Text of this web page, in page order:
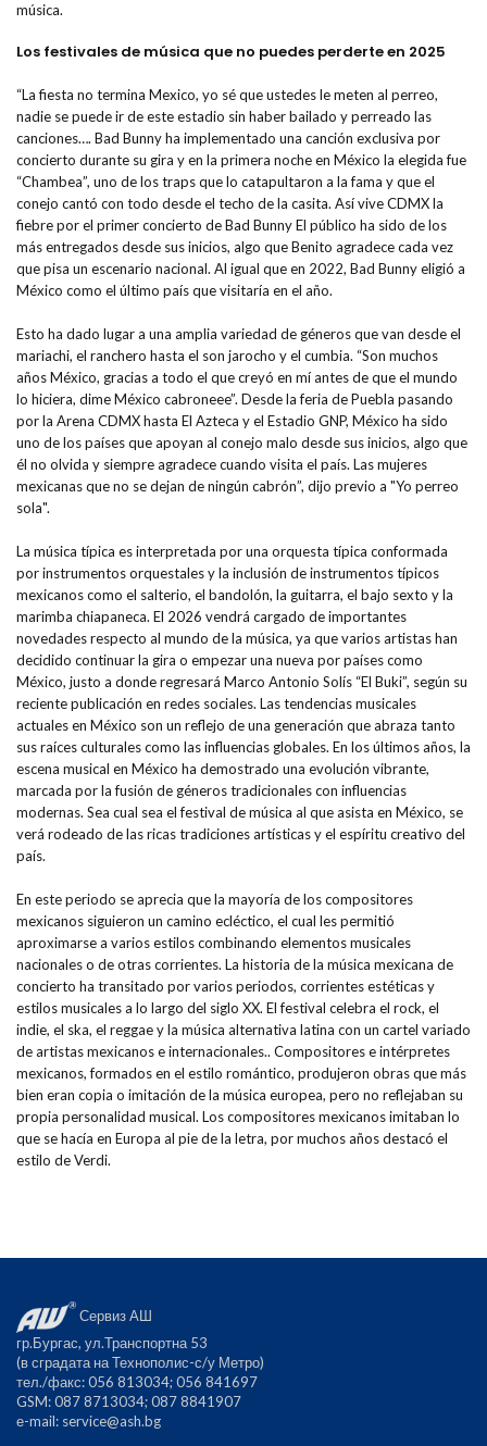
música.
Los festivales de música que no puedes perderte en 2025
“La fiesta no termina Mexico, yo sé que ustedes le meten al perreo,
nadie se puede ir de este estadio sin haber bailado y perreado las
canciones…. Bad Bunny ha implementado una canción exclusiva por
concierto durante su gira y en la primera noche en México la elegida fue
“Chambea”, uno de los traps que lo catapultaron a la fama y que el
conejo cantó con todo desde el techo de la casita. Así vive CDMX la
fiebre por el primer concierto de Bad Bunny El público ha sido de los
más entregados desde sus inicios, algo que Benito agradece cada vez
que pisa un escenario nacional. Al igual que en 2022, Bad Bunny eligió a
México como el último país que visitaría en el año.
Esto ha dado lugar a una amplia variedad de géneros que van desde el
mariachi, el ranchero hasta el son jarocho y el cumbia. “Son muchos
años México, gracias a todo el que creyó en mí antes de que el mundo
lo hiciera, dime México cabroneee”. Desde la feria de Puebla pasando
por la Arena CDMX hasta El Azteca y el Estadio GNP, México ha sido
uno de los países que apoyan al conejo malo desde sus inicios, algo que
él no olvida y siempre agradece cuando visita el país. Las mujeres
mexicanas que no se dejan de ningún cabrón”, dijo previo a "Yo perreo
sola".
La música típica es interpretada por una orquesta típica conformada
por instrumentos orquestales y la inclusión de instrumentos típicos
mexicanos como el salterio, el bandolón, la guitarra, el bajo sexto y la
marimba chiapaneca.​ El 2026 vendrá cargado de importantes
novedades respecto al mundo de la música, ya que varios artistas han
decidido continuar la gira o empezar una nueva por países como
México, justo a donde regresará Marco Antonio Solís “El Buki”, según su
reciente publicación en redes sociales. Las tendencias musicales
actuales en México son un reflejo de una generación que abraza tanto
sus raíces culturales como las influencias globales. En los últimos años, la
escena musical en México ha demostrado una evolución vibrante,
marcada por la fusión de géneros tradicionales con influencias
modernas. Sea cual sea el festival de música al que asista en México, se
verá rodeado de las ricas tradiciones artísticas y el espíritu creativo del
país.
En este periodo se aprecia que la mayoría de los compositores
mexicanos siguieron un camino ecléctico, el cual les permitió
aproximarse a varios estilos combinando elementos musicales
nacionales o de otras corrientes. La historia de la música mexicana de
concierto ha transitado por varios periodos, corrientes estéticas y
estilos musicales a lo largo del siglo XX. El festival celebra el rock, el
indie, el ska, el reggae y la música alternativa latina con un cartel variado
de artistas mexicanos e internacionales.. Compositores e intérpretes
mexicanos, formados en el estilo romántico, produjeron obras que más
bien eran copia o imitación de la música europea, pero no reflejaban su
propia personalidad musical. Los compositores mexicanos imitaban lo
que se hacía en Europa al pie de la letra, por muchos años destacó el
estilo de Verdi.
Сервиз АШ
гр.Бургас, ул.Транспортна 53
(в сградата на Технополис-с/у Метро)
тел./факс: 056 813034; 056 841697
GSM: 087 8713034; 087 8841907
е-mail: service@ash.bg